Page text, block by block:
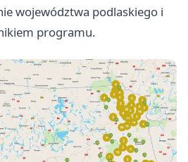
województwa podlaskiego i
programu.